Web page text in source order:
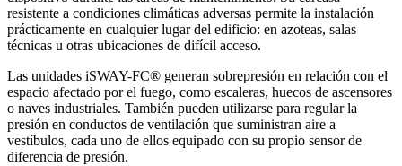
resistente a condiciones climáticas adversas permite la instalación
prácticamente en cualquier lugar del edificio: en azoteas, salas
técnicas u otras ubicaciones de difícil acceso.
Las unidades iSWAY-FC® generan sobrepresión en relación con el
espacio afectado por el fuego, como escaleras, huecos de ascensores
o naves industriales. También pueden utilizarse para regular la
presión en conductos de ventilación que suministran aire a
vestíbulos, cada uno de ellos equipado con su propio sensor de
diferencia de presión.